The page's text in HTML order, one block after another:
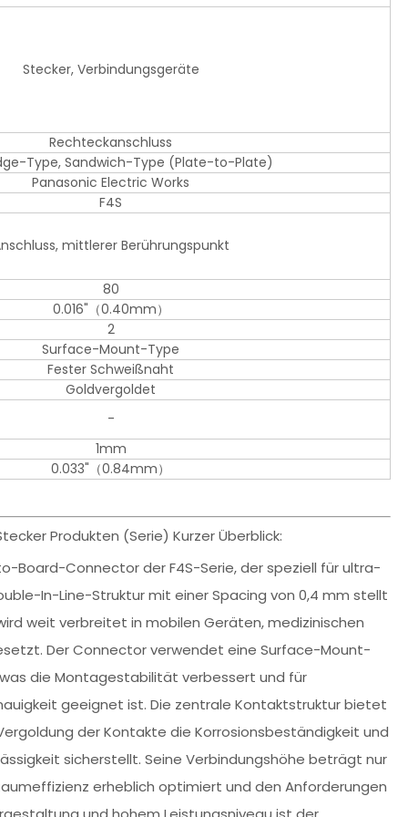
Stecker, Verbindungsgeräte
Rechteckanschluss
Type, Sandwich-Type (Plate-to-Plate)
Panasonic Electric Works
F4S
mittlerer Berührungspunkt
80
0.016"（0.40mm）
2
Surface-Mount-Type
Fester Schweißnaht
Goldvergoldet
-
1mm
0.033"（0.84mm）
Produkten (Serie) Kurzer Überblick:
Board-Connector der F4S-Serie, der speziell für ultra-
In-Line-Struktur mit einer Spacing von 0,4 mm stellt
weit verbreitet in mobilen Geräten, medizinischen
Der Connector verwendet eine Surface-Mount-
die Montagestabilität verbessert und für
geeignet ist. Die zentrale Kontaktstruktur bietet
der Kontakte die Korrosionsbeständigkeit und
sicherstellt. Seine Verbindungshöhe beträgt nur
erheblich optimiert und den Anforderungen